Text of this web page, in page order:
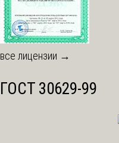
все лицензии →
ГОСТ 30629-99